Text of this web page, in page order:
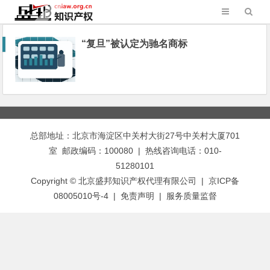
“复旦”被认定为驰名商标
总部地址：北京市海淀区中关村大街27号中关村大厦701
室 邮政编码：100080 | 热线咨询电话：010-
51280101
Copyright © 北京盛邦知识产权代理有限公司 | 京ICP备
08005010号-4 | 免责声明 | 服务质量监督